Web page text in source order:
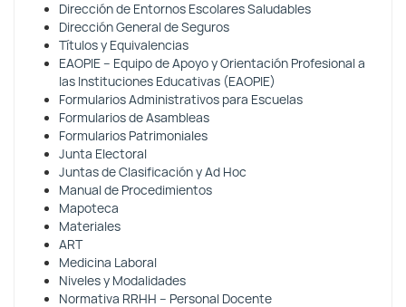
Dirección de Entornos Escolares Saludables
Dirección General de Seguros
Títulos y Equivalencias
EAOPIE – Equipo de Apoyo y Orientación Profesional a
las Instituciones Educativas (EAOPIE)
Formularios Administrativos para Escuelas
Formularios de Asambleas
Formularios Patrimoniales
Junta Electoral
Juntas de Clasificación y Ad Hoc
Manual de Procedimientos
Mapoteca
Materiales
ART
Medicina Laboral
Niveles y Modalidades
Normativa RRHH – Personal Docente